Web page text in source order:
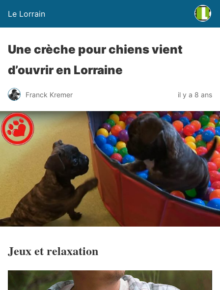
Le Lorrain
Une crèche pour chiens vient
d’ouvrir en Lorraine
Franck Kremer il y a 8 ans
Jeux et relaxation